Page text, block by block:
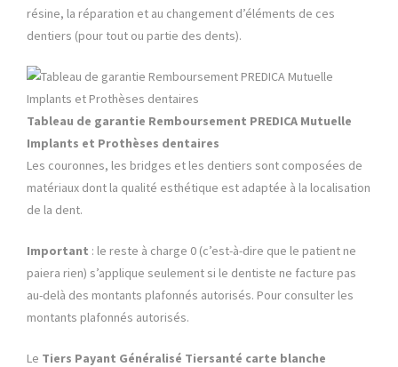
résine, la réparation et au changement d’éléments de ces
dentiers (pour tout ou partie des dents).
Tableau de garantie Remboursement PREDICA Mutuelle
Implants et Prothèses dentaires
Les couronnes, les bridges et les dentiers sont composées de
matériaux dont la qualité esthétique est adaptée à la localisation
de la dent.
Important : le reste à charge 0 (c’est-à-dire que le patient ne
paiera rien) s’applique seulement si le dentiste ne facture pas
au-delà des montants plafonnés autorisés. Pour consulter les
montants plafonnés autorisés.
Le Tiers Payant Généralisé Tiersanté carte blanche